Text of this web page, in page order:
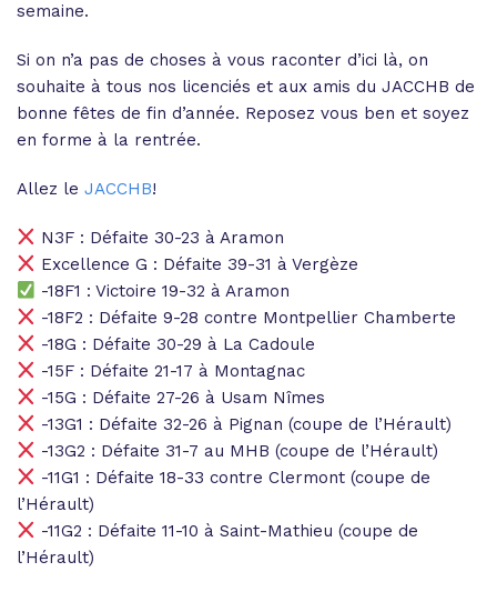
semaine.
Si on n’a pas de choses à vous raconter d’ici là, on
souhaite à tous nos licenciés et aux amis du JACCHB de
bonne fêtes de fin d’année. Reposez vous ben et soyez
en forme à la rentrée.
Allez le JACCHB!
N3F : Défaite 30-23 à Aramon
Excellence G : Défaite 39-31 à Vergèze
-18F1 : Victoire 19-32 à Aramon
-18F2 : Défaite 9-28 contre Montpellier Chamberte
-18G : Défaite 30-29 à La Cadoule
-15F : Défaite 21-17 à Montagnac
-15G : Défaite 27-26 à Usam Nîmes
-13G1 : Défaite 32-26 à Pignan (coupe de l’Hérault)
-13G2 : Défaite 31-7 au MHB (coupe de l’Hérault)
-11G1 : Défaite 18-33 contre Clermont (coupe de
l’Hérault)
-11G2 : Défaite 11-10 à Saint-Mathieu (coupe de
l’Hérault)